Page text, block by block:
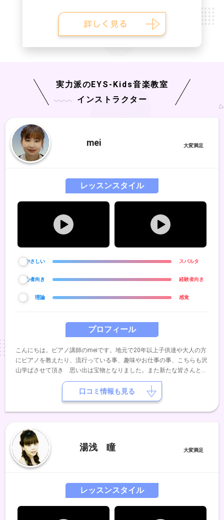
実力派の EYS-Kids音楽教室
インストラクター
mei
プロフィール
こんにちは。ピアノ講師のmeiです。地元で20年以上子供達や大人の方
にピアノを教えたり、流行っている事、趣味やお仕事の事、こちらも沢
山学ばさせて頂き 思い出は宝物となりました。また新たな皆さんと良
い関係を築いていけたら、、、と思いますまた、いくつかの項目からや
ってみたいことを自由に選んで頂き カスタマイズしてレッスンに組み
込むスタイルを提案しております。よろしくお願いします。
レッスンスタイル
やさしい スパルタ
初心者向き 経験者向き
理論 感覚
口コミ情報も見る
湯浅 瞳
レッスンスタイル